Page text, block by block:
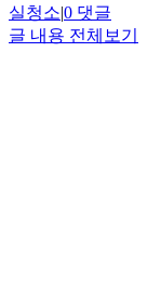
실청소|0 댓글
글 내용 전체보기